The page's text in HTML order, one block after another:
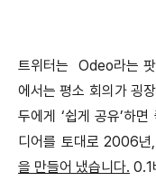
트위터는 Odeo라는
에서는 평소 회의가 굉
두에게 ‘쉽게 공유’하
디어를 토대로 2006년
을 만들어 냈습니다. 0.1